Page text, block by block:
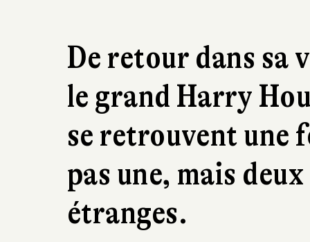
De retour dans sa
le grand Harry
se retrouvent une
pas une, mais
étranges.